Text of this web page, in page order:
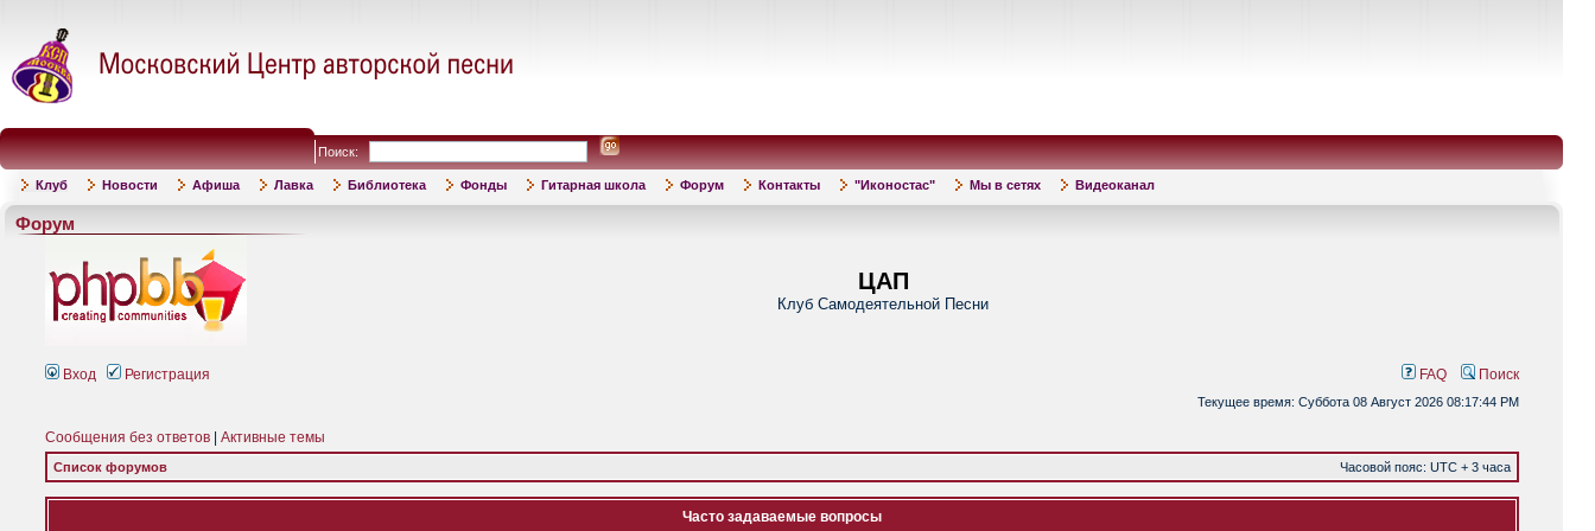
Поиск:
Клуб Новости Афиша Лавка Библиотека Фонды Гитарная школа Форум Контакты "Иконостас" Мы в сетях Видеоканал
Форум
ЦАП
Клуб Самодеятельной Песни
Вход Регистрация FAQ Поиск
Текущее время: Суббота 08 Август 2026 08:17:44 PM
Сообщения без ответов Активные темы
Список форумов Часовой пояс: UTC + 3 часа
Часто задаваемые вопросы